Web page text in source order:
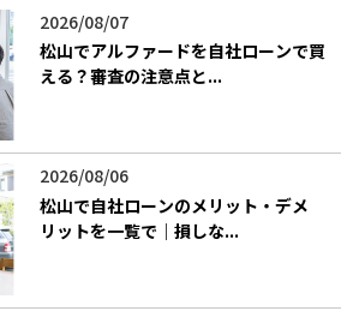
2026/08/07
松山でアルファードを自社ローンで買
える？審査の注意点と...
2026/08/06
松山で自社ローンのメリット・デメ
リットを一覧で｜損しな...